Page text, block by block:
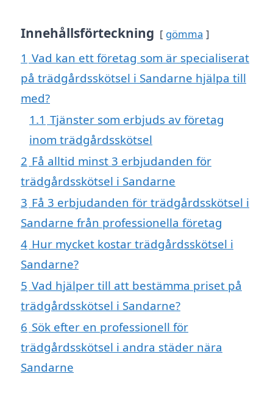
Innehållsförteckning gömma
1 Vad kan ett företag som är specialiserat
på trädgårdsskötsel i Sandarne hjälpa till
med?
1.1 Tjänster som erbjuds av företag
inom trädgårdsskötsel
2 Få alltid minst 3 erbjudanden för
trädgårdsskötsel i Sandarne
3 Få 3 erbjudanden för trädgårdsskötsel i
Sandarne från professionella företag
4 Hur mycket kostar trädgårdsskötsel i
Sandarne?
5 Vad hjälper till att bestämma priset på
trädgårdsskötsel i Sandarne?
6 Sök efter en professionell för
trädgårdsskötsel i andra städer nära
Sandarne